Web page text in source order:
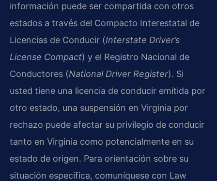
información puede ser compartida con otros
estados a través del Compacto Interestatal de
Licencias de Conducir (Interstate Driver’s
License Compact) y el Registro Nacional de
Conductores (National Driver Register). Si
usted tiene una licencia de conducir emitida por
otro estado, una suspensión en Virginia por
rechazo puede afectar su privilegio de conducir
tanto en Virginia como potencialmente en su
estado de origen. Para orientación sobre su
situación específica, comuníquese con Law